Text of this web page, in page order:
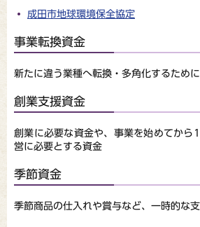
成田市地球環境保全協定
事業転換資金
新たに違う業種へ転換・多角化するため
創業支援資金
創業に必要な資金や、事業を始めてから
営に必要とする資金
季節資金
季節商品の仕入れや賞与など、一時的な